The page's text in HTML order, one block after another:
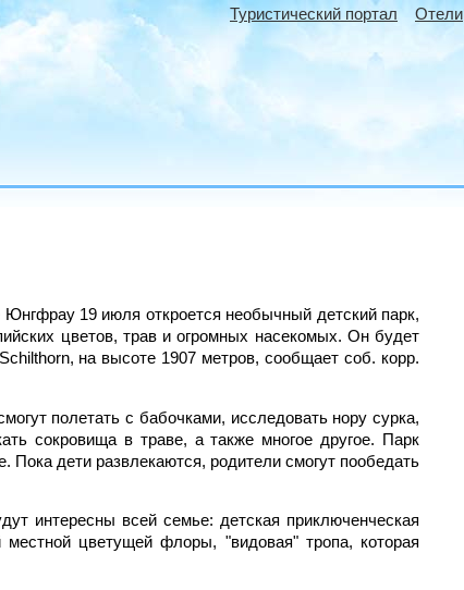
Туристический портал Отели
19 июля откроется необычный детский парк,
цветов, трав и огромных насекомых. Он будет
на высоте 1907 метров, сообщает соб. корр.
полетать с бабочками, исследовать нору сурка,
сокровища в траве, а также многое другое. Парк
дети развлекаются, родители смогут пообедать
интересны всей семье: детская приключенческая
цветущей флоры, "видовая" тропа, которая